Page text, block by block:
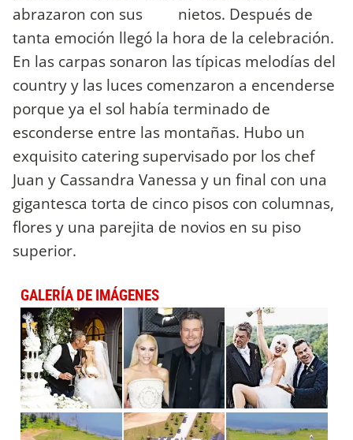
abrazaron con sus nietos. Después de
tanta emoción llegó la hora de la celebración.
En las carpas sonaron las típicas melodías del
country y las luces comenzaron a encenderse
porque ya el sol había terminado de
esconderse entre las montañas. Hubo un
exquisito catering supervisado por los chef
Juan y Cassandra Vanessa y un final con una
gigantesca torta de cinco pisos con columnas,
flores y una parejita de novios en su piso
superior.
GALERÍA DE IMÁGENES